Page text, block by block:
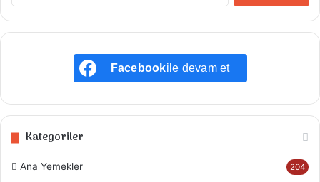
Facebookile devam et
Kategoriler
Ana Yemekler 204